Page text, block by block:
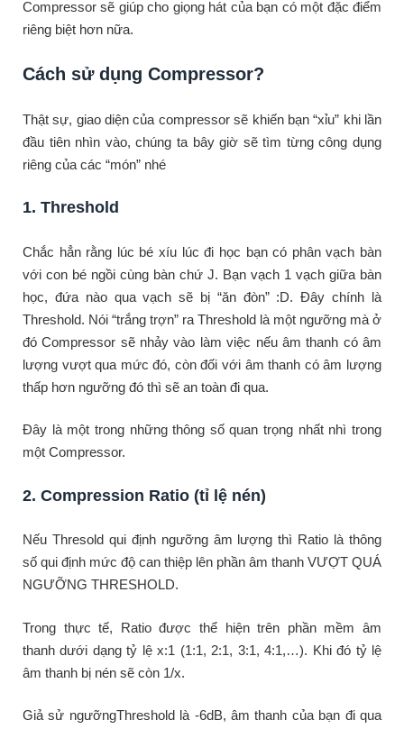
Compressor sẽ giúp cho giọng hát của bạn có một đặc điểm
riêng biệt hơn nữa.
Cách sử dụng Compressor?
Thật sự, giao diện của compressor sẽ khiến bạn “xỉu” khi lần
đầu tiên nhìn vào, chúng ta bây giờ sẽ tìm từng công dụng
riêng của các “món” nhé
1. Threshold
Chắc hẳn rằng lúc bé xíu lúc đi học bạn có phân vạch bàn
với con bé ngồi cùng bàn chứ J. Bạn vạch 1 vạch giữa bàn
học, đứa nào qua vạch sẽ bị “ăn đòn” :D. Đây chính là
Threshold. Nói “trắng trợn” ra Threshold là một ngưỡng mà ở
đó Compressor sẽ nhảy vào làm việc nếu âm thanh có âm
lượng vượt qua mức đó, còn đối với âm thanh có âm lượng
thấp hơn ngưỡng đó thì sẽ an toàn đi qua.
Đây là một trong những thông số quan trọng nhất nhì trong
một Compressor.
2. Compression Ratio (tỉ lệ nén)
Nếu Thresold qui định ngưỡng âm lượng thì Ratio là thông
số qui định mức độ can thiệp lên phần âm thanh VƯỢT QUÁ
NGƯỠNG THRESHOLD.
Trong thực tế, Ratio được thể hiện trên phần mềm âm
thanh dưới dạng tỷ lệ x:1 (1:1, 2:1, 3:1, 4:1,…). Khi đó tỷ lệ
âm thanh bị nén sẽ còn 1/x.
Giả sử ngưỡngThreshold là -6dB, âm thanh của bạn đi qua